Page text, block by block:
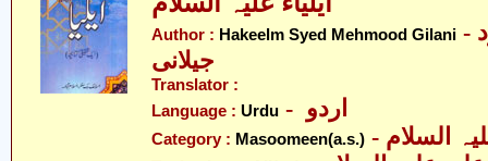
Author : Hakeelm Syed Mehmood Gilani - حکیم سیّد محمود
جیلانی
Translator :
Language : Urdu
Category : Masoomeen(a.s.)